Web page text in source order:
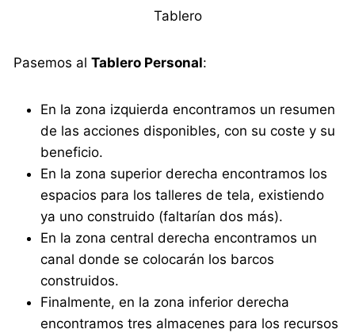
Tablero
Pasemos alTablero Personal:
En la zona izquierda encontramos un resumen
de las acciones disponibles, con su coste y su
beneficio.
En la zona superior derecha encontramos los
espacios para los talleres de tela, existiendo
ya uno construido (faltarían dos más).
En la zona central derecha encontramos un
canal donde se colocarán los barcos
construidos.
Finalmente, en la zona inferior derecha
encontramos tres almacenes para los recursos